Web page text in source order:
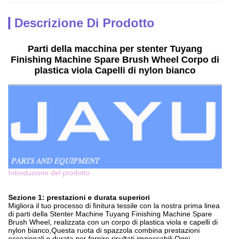
Descrizione Di Prodotto
Parti della macchina per stenter Tuyang
Finishing Machine Spare Brush Wheel Corpo di
plastica viola Capelli di nylon bianco
Introduzione del prodotto
Sezione 1: prestazioni e durata superiori
Migliora il tuo processo di finitura tessile con la nostra prima linea
di parti della Stenter Machine Tuyang Finishing Machine Spare
Brush Wheel, realizzata con un corpo di plastica viola e capelli di
nylon bianco,Questa ruota di spazzola combina prestazioni